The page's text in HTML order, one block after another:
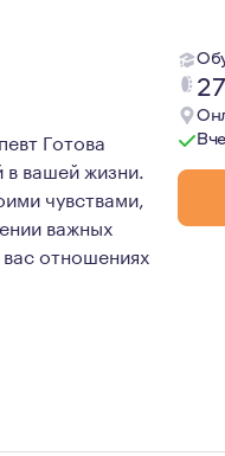
Готова
в вашей жизни.
чувствами,
важных
отношениях
и личного